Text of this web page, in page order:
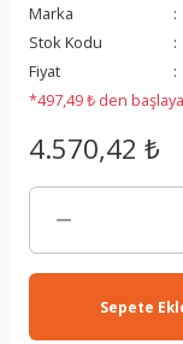
Marka
Stok Kodu
Fiyat
*497,49 ₺ den
4.570,42 ₺
Sepete